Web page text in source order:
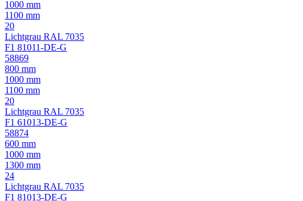
1000 mm
1100 mm
20
Lichtgrau RAL 7035
F1 81011-DE-G
58869
800 mm
1000 mm
1100 mm
20
Lichtgrau RAL 7035
F1 61013-DE-G
58874
600 mm
1000 mm
1300 mm
24
Lichtgrau RAL 7035
F1 81013-DE-G